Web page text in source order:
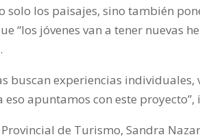
solo los paisajes, sino también
“los jóvenes van a tener nuevas
buscan experiencias
eso apuntamos con este proyecto”,
de Turismo, Sandra